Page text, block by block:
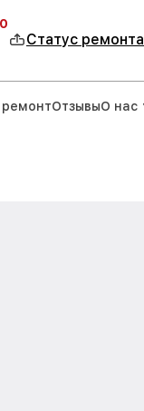
Статус ремонта
ОтзывыО нас